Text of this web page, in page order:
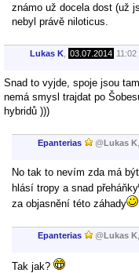
známo už docela dost (už
nebyl právě niloticus.
Lukas K 03.07.2014 11:02
Snad to vyjde, spoje jsou
nemá smysl trajdat po
hybridů )))
Epanterias @ Lukas K
No tak to nevím zda má
hlásí tropy a snad přeháňky
za objasnění této záhady
Epanterias @ Lukas K
Tak jak?